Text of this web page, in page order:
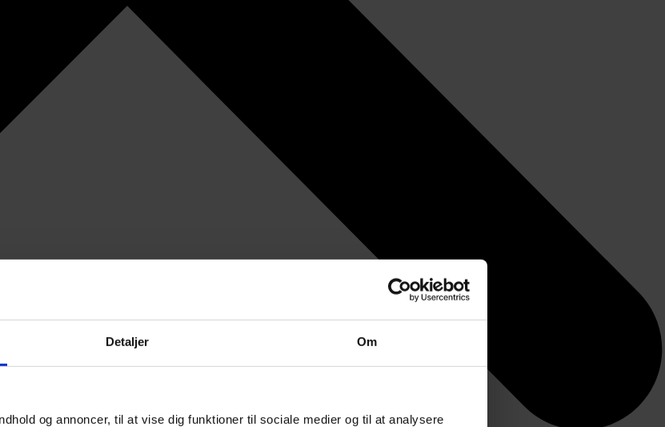
Detaljer Om
og annoncer, til at vise dig funktioner til sociale medier og til at analysere